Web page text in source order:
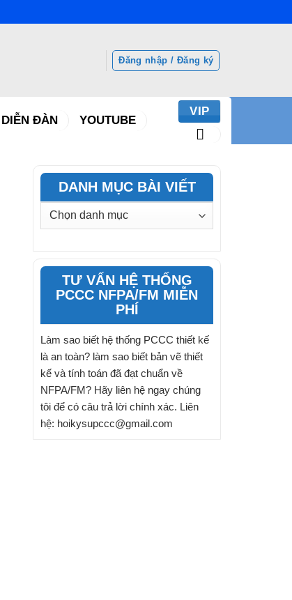
Đăng nhập / Đăng ký
DIỄN ĐÀN YOUTUBE
VIP
DANH MỤC BÀI VIẾT
DANH
TƯ VẤN HỆ THỐNG
PCCC NFPA/FM MIỄN
PHÍ
Làm sao biết hệ thống PCCC thiết kế
là an toàn? làm sao biết bản vẽ thiết
kế và tính toán đã đạt chuẩn về
NFPA/FM? Hãy liên hệ ngay chúng
tôi để có câu trả lời chính xác. Liên
hệ: hoikysupccc@gmail.com